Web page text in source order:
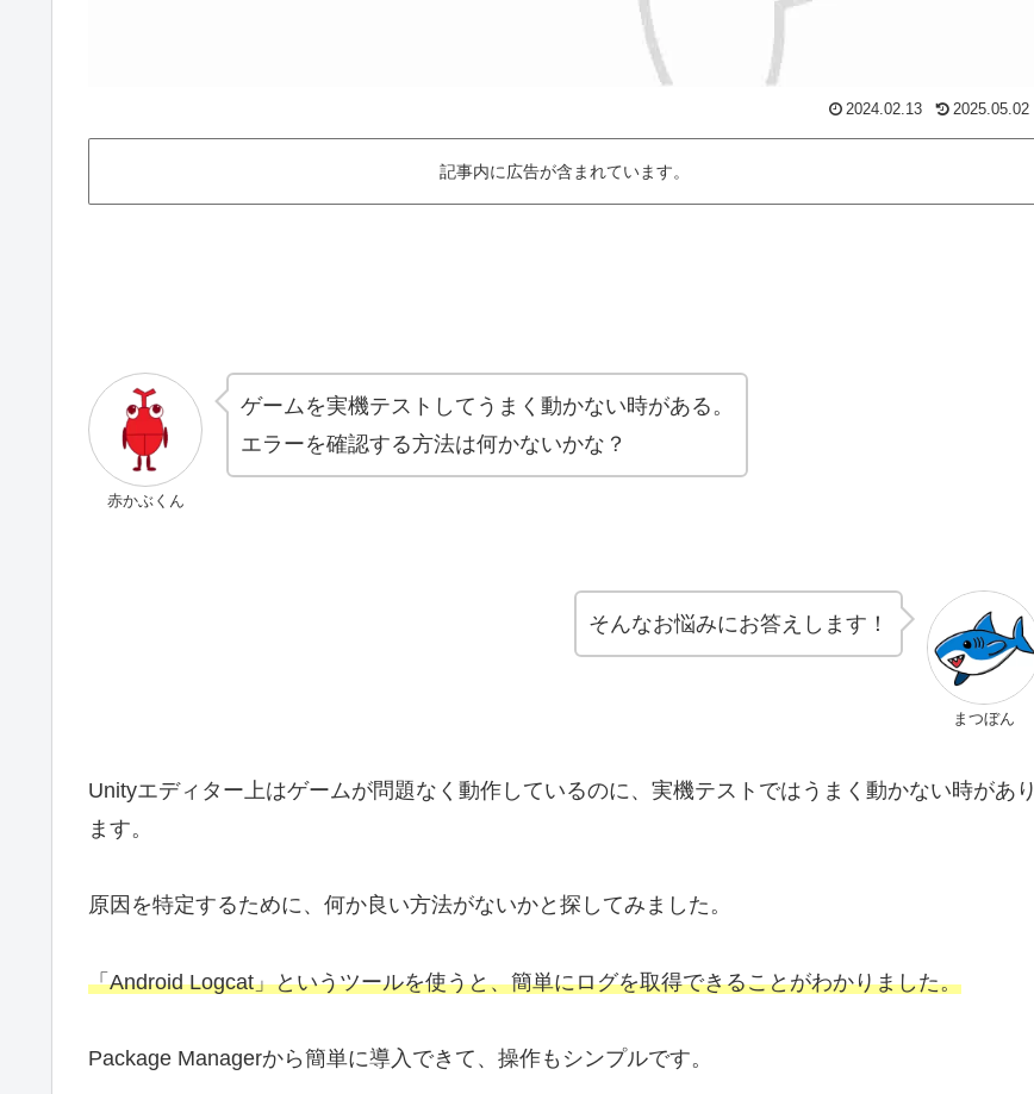
2024.02.13 2025.05.02
記事内に広告が含まれています。
赤かぶくん
ゲームを実機テストしてうまく動かない時がある。
エラーを確認する方法は何かないかな？
まつぼん
そんなお悩みにお答えします！
Unityエディター上はゲームが問題なく動作しているのに、実機テストではうまく動かない時があり
ます。
原因を特定するために、何か良い方法がないかと探してみました。
「Android Logcat」というツールを使うと、簡単にログを取得できることがわかりました。
Package Managerから簡単に導入できて、操作もシンプルです。